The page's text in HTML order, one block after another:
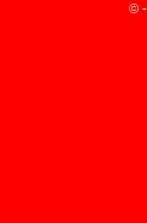
© -